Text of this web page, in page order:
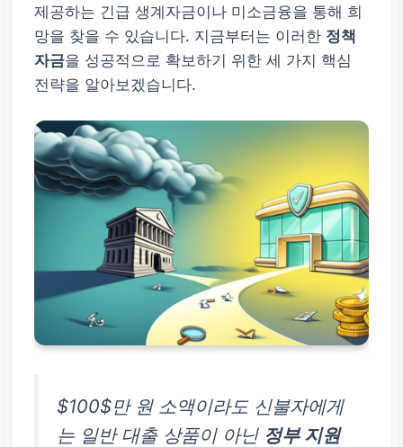
제공하는 긴급 생계자금이나 미소금융을 통해 희
망을 찾을 수 있습니다. 지금부터는 이러한 정책
자금을 성공적으로 확보하기 위한 세 가지 핵심
전략을 알아보겠습니다.
$100$만 원 소액이라도 신불자에게
는 일반 대출 상품이 아닌 정부 지원